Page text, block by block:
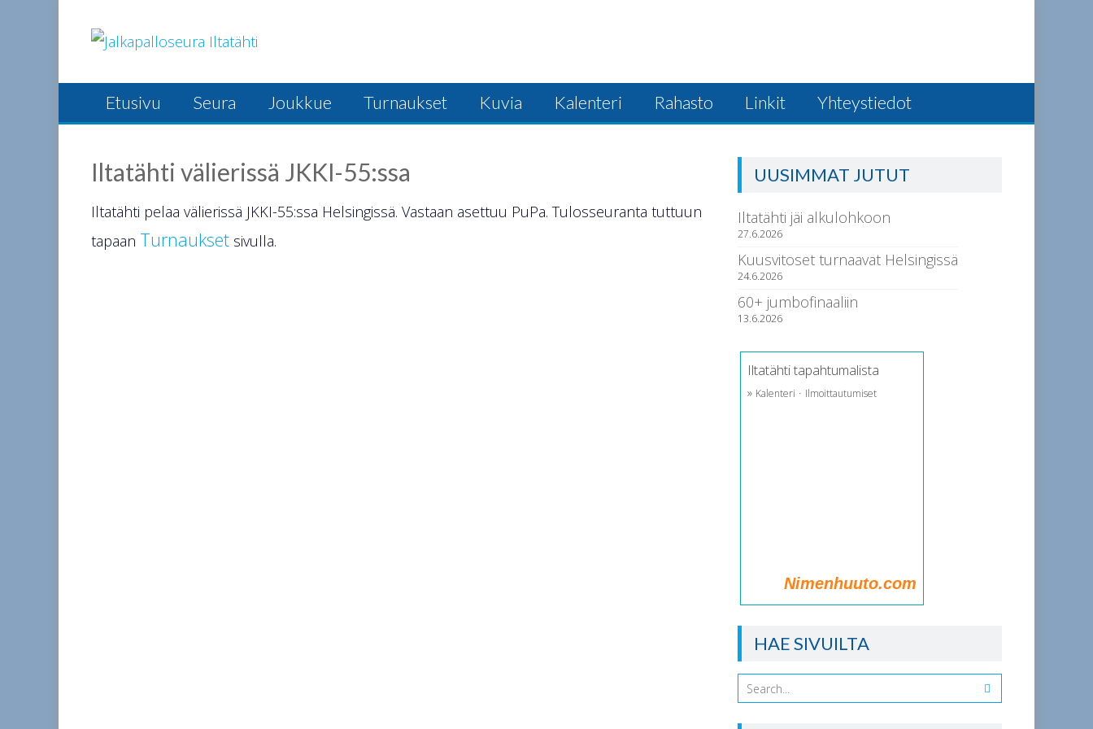
Etusivu Seura Joukkue Turnaukset Kuvia Kalenteri Rahasto Linkit Yhteystiedot
Iltatähti välierissä JKKI-55:ssa
Iltatähti pelaa välierissä JKKI-55:ssa Helsingissä. Vastaan asettuu PuPa. Tulosseuranta tuttuun
tapaan Turnaukset sivulla.
UUSIMMAT JUTUT
Iltatähti jäi alkulohkoon
27.6.2026
Kuusvitoset turnaavat Helsingissä
24.6.2026
60+ jumbofinaaliin
13.6.2026
Iltatähti tapahtumalista
» Kalenteri · Ilmoittautumiset
Nimenhuuto.com
HAE SIVUILTA